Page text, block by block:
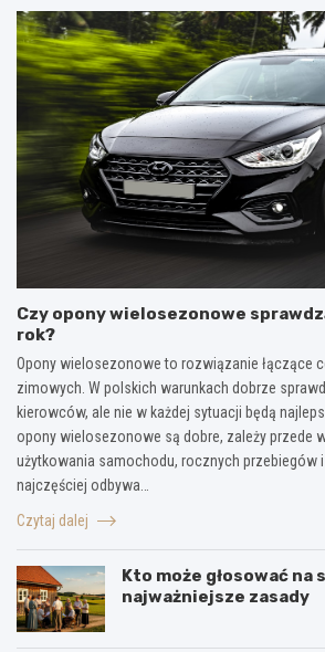
Czy opony wielosezonowe
rok?
Opony wielosezonowe to rozwiązanie łączące
zimowych. W polskich warunkach dobrze
kierowców, ale nie w każdej sytuacji będą
opony wielosezonowe są dobre, zależy przede
użytkowania samochodu, rocznych przebiegów
najczęściej odbywa…
Czytaj dalej
Kto może głosować na
najważniejsze zasady